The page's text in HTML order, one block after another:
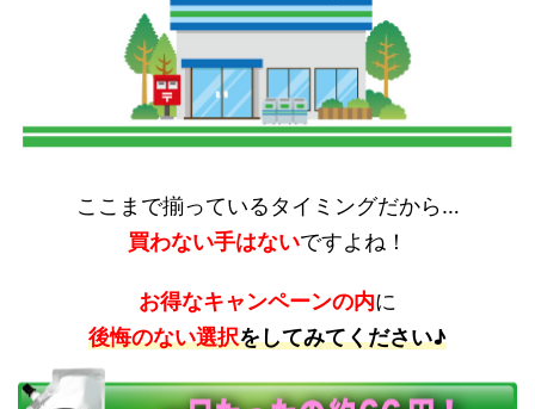
ここまで揃っているタイミングだから…
買わない手はないですよね！
お得なキャンペーンの内に
後悔のない選択をしてみてください♪